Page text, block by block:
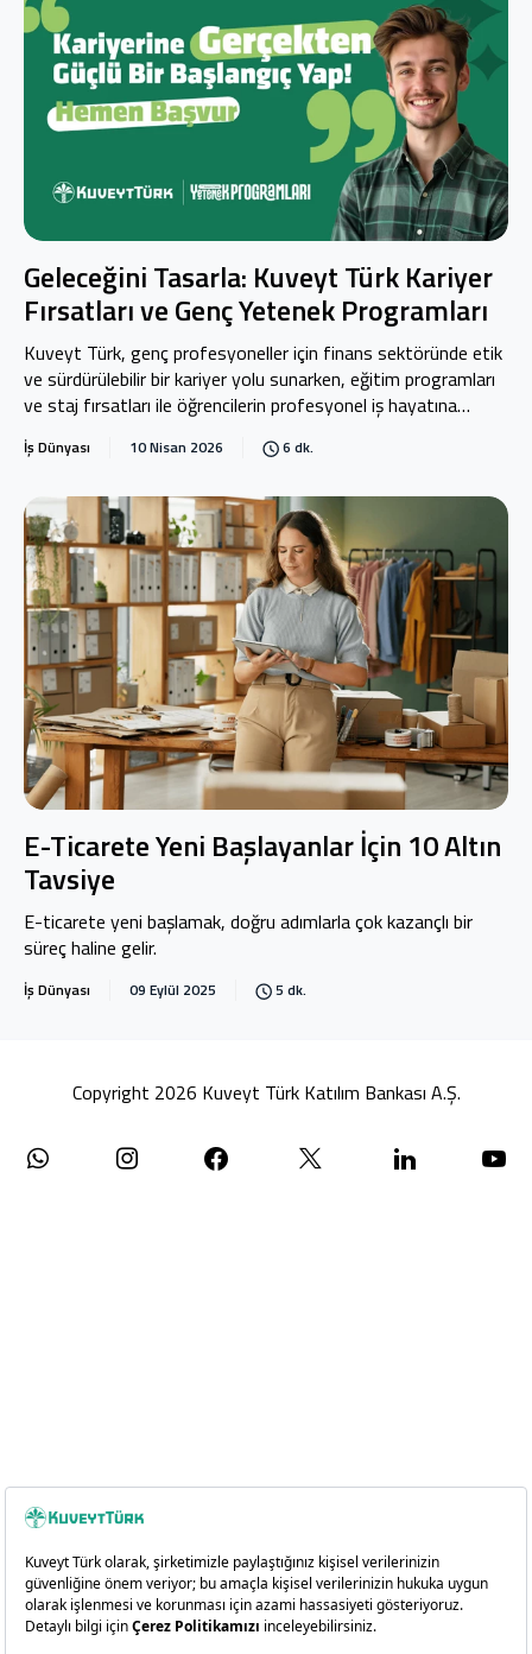
Geleceğini Tasarla: Kuveyt Türk Kariyer
Fırsatları ve Genç Yetenek Programları
Kuveyt Türk, genç profesyoneller için finans sektöründe etik
ve sürdürülebilir bir kariyer yolu sunarken, eğitim programları
ve staj fırsatları ile öğrencilerin profesyonel iş hayatına
İş Dünyası 10 Nisan 2026 6 dk.
E-Ticarete Yeni Başlayanlar İçin 10 Altın
Tavsiye
E-ticarete yeni başlamak, doğru adımlarla çok kazançlı bir
süreç haline gelir.
İş Dünyası 09 Eylül 2025 5 dk.
Copyright 2026 Kuveyt Türk Katılım Bankası A.Ş.